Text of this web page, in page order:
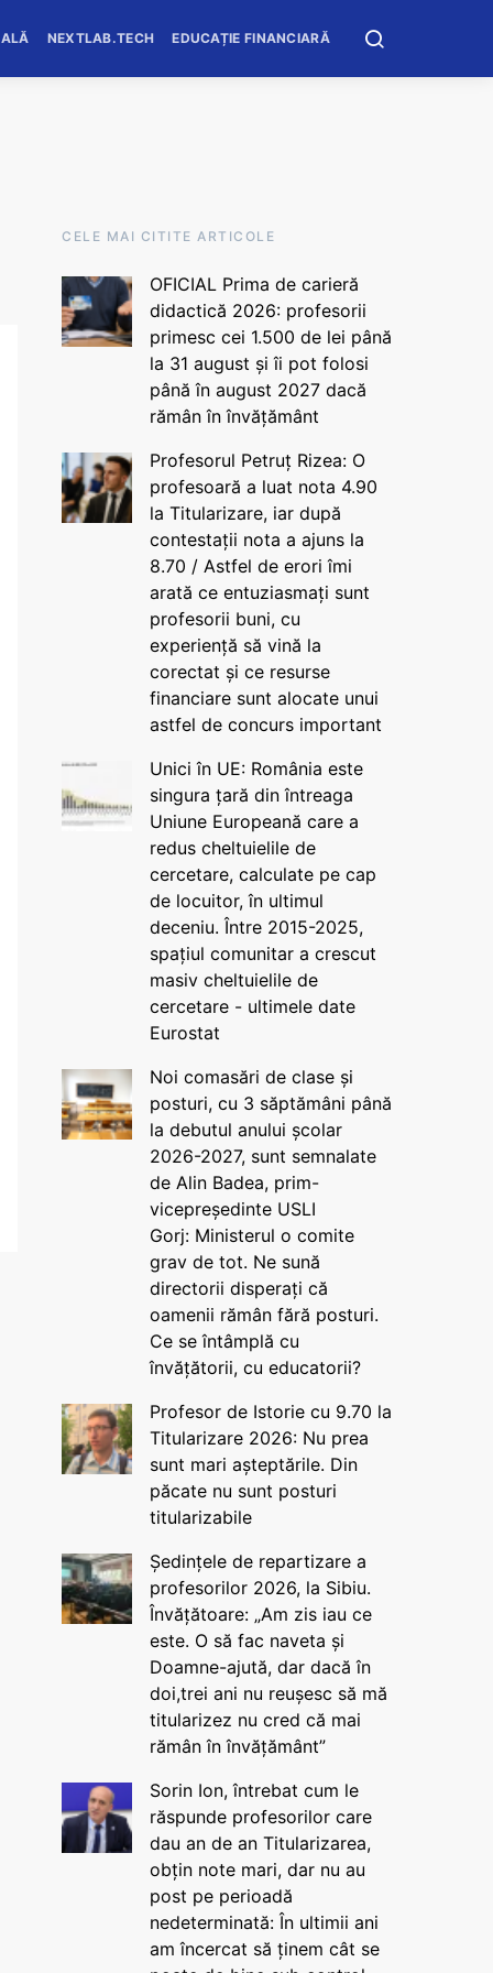
NEXTLAB.TECH EDUCAȚIE FINANCIARĂ
CELE MAI CITITE ARTICOLE
OFICIAL Prima de carieră
didactică 2026: profesorii
primesc cei 1.500 de lei până
la 31 august și îi pot folosi
până în august 2027 dacă
rămân în învățământ
Profesorul Petruț Rizea: O
profesoară a luat nota 4.90
la Titularizare, iar după
contestații nota a ajuns la
8.70 / Astfel de erori îmi
arată ce entuziasmați sunt
profesorii buni, cu
experiență să vină la
corectat și ce resurse
financiare sunt alocate unui
astfel de concurs important
Unici în UE: România este
singura țară din întreaga
Uniune Europeană care a
redus cheltuielile de
cercetare, calculate pe cap
de locuitor, în ultimul
deceniu. Între 2015-2025,
spațiul comunitar a crescut
masiv cheltuielile de
cercetare - ultimele date
Eurostat
Noi comasări de clase și
posturi, cu 3 săptămâni până
la debutul anului școlar
2026-2027, sunt semnalate
de Alin Badea, prim-
vicepreședinte USLI
Gorj: Ministerul o comite
grav de tot. Ne sună
directorii disperați că
oamenii rămân fără posturi.
Ce se întâmplă cu
învățătorii, cu educatorii?
Profesor de Istorie cu 9.70 la
Titularizare 2026: Nu prea
sunt mari așteptările. Din
păcate nu sunt posturi
titularizabile
Ședințele de repartizare a
profesorilor 2026, la Sibiu.
Învățătoare: „Am zis iau ce
este. O să fac naveta și
Doamne-ajută, dar dacă în
doi,trei ani nu reușesc să mă
titularizez nu cred că mai
rămân în învățământ”
Sorin Ion, întrebat cum le
răspunde profesorilor care
dau an de an Titularizarea,
obțin note mari, dar nu au
post pe perioadă
nedeterminată: În ultimii ani
am încercat să ținem cât se